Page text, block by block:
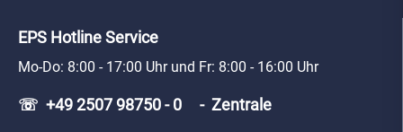
EPS Hotline Service
Mo-Do: 8:00 - 17:00 Uhr und Fr: 8:00 - 16:00 Uhr
☏ +49 2507 98750 - 0 - Zentrale